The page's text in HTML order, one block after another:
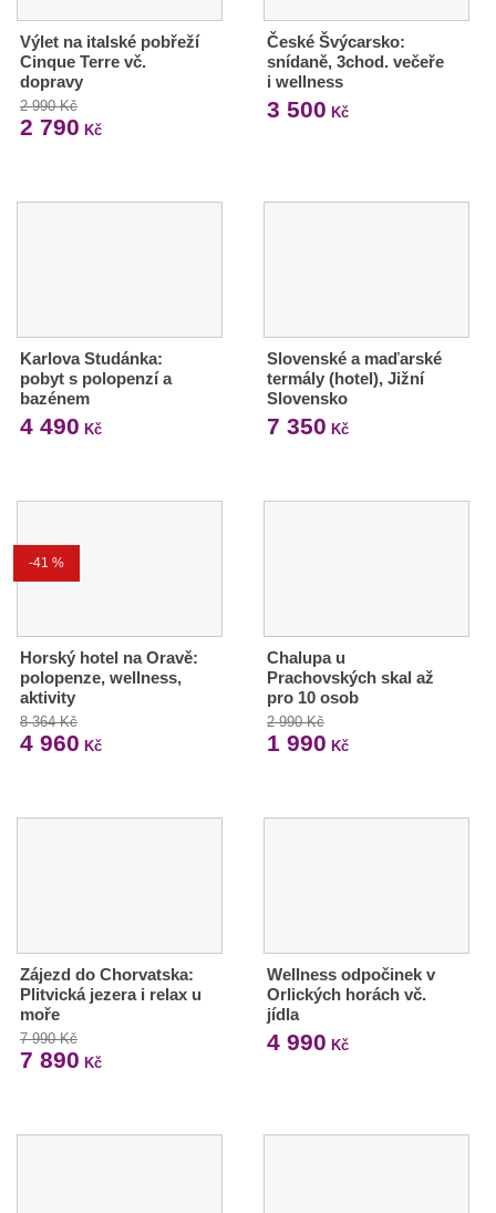
Výlet na italské pobřeží
Cinque Terre vč.
dopravy
2 990 Kč
2 790 Kč
České Švýcarsko:
snídaně, 3chod. večeře
i wellness
3 500 Kč
Karlova Studánka:
pobyt s polopenzí a
bazénem
4 490 Kč
Slovenské a maďarské
termály (hotel), Jižní
Slovensko
7 350 Kč
-41 %
Horský hotel na Oravě:
polopenze, wellness,
aktivity
8 364 Kč
4 960 Kč
Chalupa u
Prachovských skal až
pro 10 osob
2 990 Kč
1 990 Kč
Zájezd do Chorvatska:
Plitvická jezera i relax u
moře
7 990 Kč
7 890 Kč
Wellness odpočinek v
Orlických horách vč.
jídla
4 990 Kč